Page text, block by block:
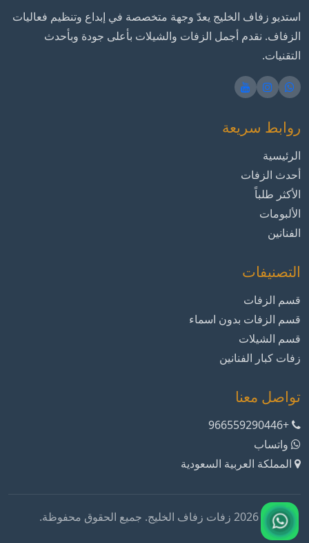
استديو زفاف الخليج يعدّ وجهة متخصصة في إبداع وتنظيم فعاليات
الزفاف. نقدم أجمل الزفات والشيلات بأعلى جودة وبأحدث
التقنيات.
روابط سريعة
الرئيسية
أحدث الزفات
الأكثر طلباً
الألبومات
الفنانين
التصنيفات
قسم الزفات
قسم الزفات بدون اسماء
قسم الشيلات
زفات كبار الفنانين
تواصل معنا
+966559290446
واتساب
المملكة العربية السعودية
© 2026 زفات زفاف الخليج. جميع الحقوق محفوظة.